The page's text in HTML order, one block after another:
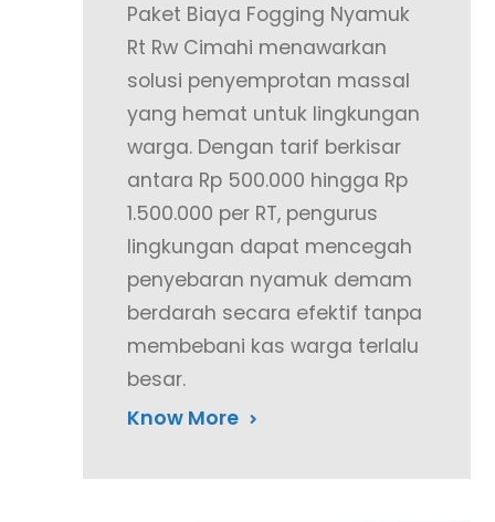
Paket Biaya Fogging Nyamuk
Rt Rw Cimahi menawarkan
solusi penyemprotan massal
yang hemat untuk lingkungan
warga. Dengan tarif berkisar
antara Rp 500.000 hingga Rp
1.500.000 per RT, pengurus
lingkungan dapat mencegah
penyebaran nyamuk demam
berdarah secara efektif tanpa
membebani kas warga terlalu
besar.
Know More